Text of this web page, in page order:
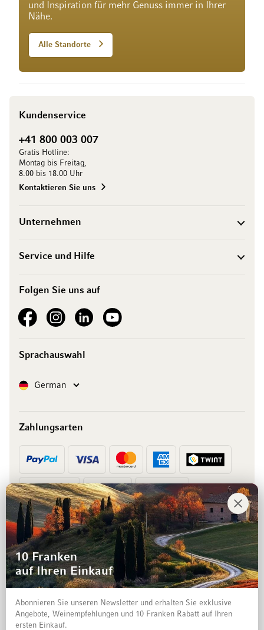
und Inspiration für mehr Genuss immer in Ihrer
Nähe.
Alle Standorte
Kundenservice
+41 800 003 007
Gratis Hotline:
Montag bis Freitag,
8.00 bis 18.00 Uhr
Kontaktieren Sie uns
Unternehmen
Service und Hilfe
Folgen Sie uns auf
See our FacebookSee our Instagram account
See our LinkedInSee our YouTube channel
Sprachauswahl
SpracheGerman
Zahlungsarten
Vorkasse Rechnung
10 Franken
auf Ihren Einkauf
Abonnieren Sie unseren Newsletter und erhalten Sie exklusive
Angebote, Weinempfehlungen und 10 Franken Rabatt auf Ihren
ersten Einkauf.